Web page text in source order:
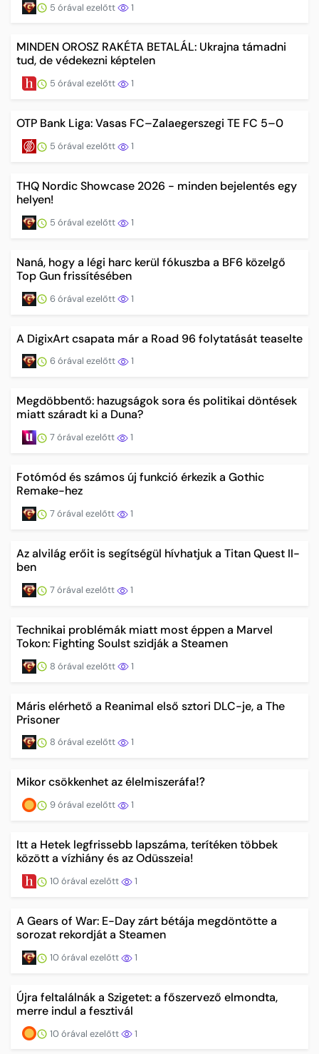
5 órával ezelőtt 1
MINDEN OROSZ RAKÉTA BETALÁL: Ukrajna támadni
tud, de védekezni képtelen
5 órával ezelőtt 1
OTP Bank Liga: Vasas FC–Zalaegerszegi TE FC 5–0
5 órával ezelőtt 1
THQ Nordic Showcase 2026 - minden bejelentés egy
helyen!
5 órával ezelőtt 1
Naná, hogy a légi harc kerül fókuszba a BF6 közelgő
Top Gun frissítésében
6 órával ezelőtt 1
A DigixArt csapata már a Road 96 folytatását teaselte
6 órával ezelőtt 1
Megdöbbentő: hazugságok sora és politikai döntések
miatt száradt ki a Duna?
7 órával ezelőtt 1
Fotómód és számos új funkció érkezik a Gothic
Remake-hez
7 órával ezelőtt 1
Az alvilág erőit is segítségül hívhatjuk a Titan Quest II-
ben
7 órával ezelőtt 1
Technikai problémák miatt most éppen a Marvel
Tokon: Fighting Soulst szidják a Steamen
8 órával ezelőtt 1
Máris elérhető a Reanimal első sztori DLC-je, a The
Prisoner
8 órával ezelőtt 1
Mikor csökkenhet az élelmiszeráfa⁉️
9 órával ezelőtt 1
Itt a Hetek legfrissebb lapszáma, terítéken többek
között a vízhiány és az Odüsszeia!
10 órával ezelőtt 1
A Gears of War: E-Day zárt bétája megdöntötte a
sorozat rekordját a Steamen
10 órával ezelőtt 1
Újra feltalálnák a Szigetet: a főszervező elmondta,
merre indul a fesztivál
10 órával ezelőtt 1